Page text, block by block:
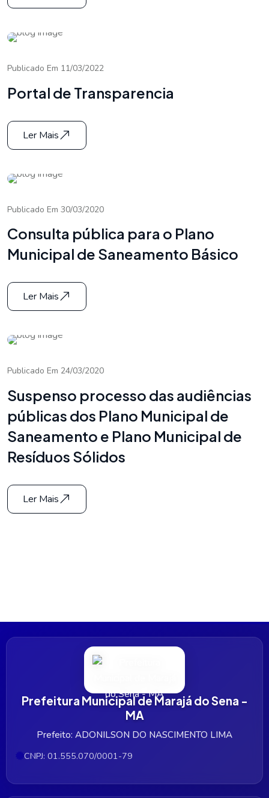
Publicado Em 11/03/2022
Portal de Transparencia
Ler Mais
Publicado Em 30/03/2020
Consulta pública para o Plano
Municipal de Saneamento Básico
Ler Mais
Publicado Em 24/03/2020
Suspenso processo das audiências
públicas dos Plano Municipal de
Saneamento e Plano Municipal de
Resíduos Sólidos
Ler Mais
Prefeitura Municipal de Marajá do Sena -
MA
Prefeito: ADONILSON DO NASCIMENTO LIMA
CNPJ: 01.555.070/0001-79